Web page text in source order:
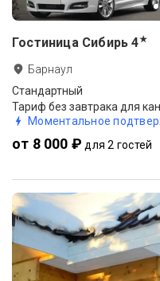
Гостиница Сибирь 4★
Барнаул
Стандартный
Тариф без завтрака для
Моментальное
от 8 000 ₽ для 2 гостей